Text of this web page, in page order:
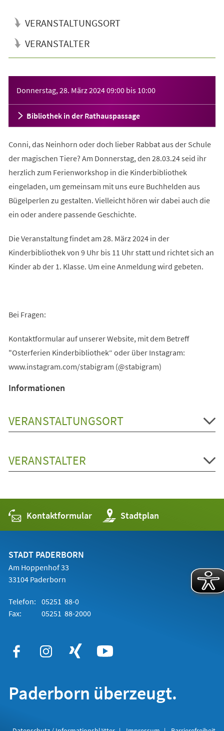
VERANSTALTUNGSORT
VERANSTALTER
Donnerstag, 28. März 202409:00 bis 10:00
Bibliothek in der Rathauspassage
Conni, das Neinhorn oder doch lieber Rabbat aus der Schule
der magischen Tiere? Am Donnerstag, den 28.03.24 seid ihr
herzlich zum Ferienworkshop in die Kinderbibliothek
eingeladen, um gemeinsam mit uns eure Buchhelden aus
Bügelperlen zu gestalten. Vielleicht hören wir dabei auch die
ein oder andere passende Geschichte.
Die Veranstaltung findet am 28. März 2024 in der
Kinderbibliothek von 9 Uhr bis 11 Uhr statt und richtet sich an
Kinder ab der 1. Klasse. Um eine Anmeldung wird gebeten.
Bei Fragen:
Kontaktformular auf unserer Website, mit dem Betreff
"Osterferien Kinderbibliothek“ oder über Instagram:
www.instagram.com/stabigram (@stabigram)
Informationen
VERANSTALTUNGSORT
VERANSTALTER
Kontaktformular Stadtplan
(Öffnet
in
einem
STADT PADERBORN
Am Hoppenhof 33
33104 Paderborn
Telefon: 05251 88-0
Fax:
05251 88-2000
Paderborn überzeugt.